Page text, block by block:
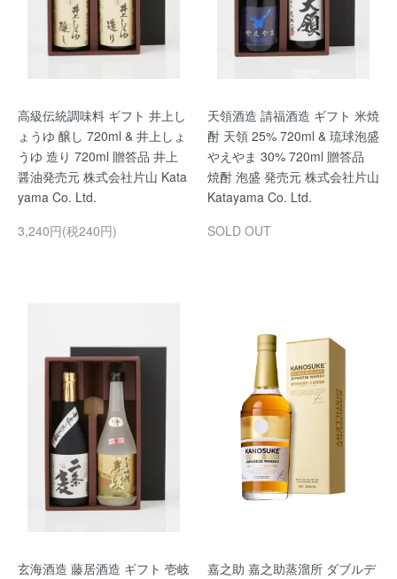
高級伝統調味料 ギフト 井上し
ょうゆ 醸し 720ml & 井上しょ
うゆ 造り 720ml 贈答品 井上
醤油発売元 株式会社片山 Kata
yama Co. Ltd.
3,240円(税240円)
天領酒造 請福酒造 ギフト 米焼
酎 天領 25% 720ml & 琉球泡盛
やえやま 30% 720ml 贈答品
焼酎 泡盛 発売元 株式会社片山
Katayama Co. Ltd.
SOLD OUT
玄海酒造 藤居酒造 ギフト 壱岐
嘉之助 嘉之助蒸溜所 ダブルデ